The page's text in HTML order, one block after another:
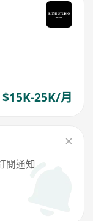
$15K-25K/月
閱通知